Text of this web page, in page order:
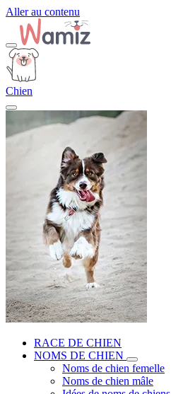
Aller au contenu
Chien
RACE DE CHIEN
NOMS DE CHIEN
Noms de chien femelle
Noms de chien mâle